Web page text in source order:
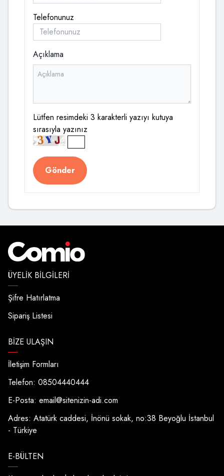
Telefonunuz
Açıklama
Lütfen resimdeki 3 karakterli yazıyı kutuya
sırasıyla yazınız
Gönder
ÜYELIK BILGILERI
Şifre Hatırlatma
Sipariş Listesi
BIZE ULAŞIN
İletişim Formları
Telefon: 08504440444
E-Posta: email@sitenizin-adi.com
Adres: Atatürk caddesi, İnönü sokak, no:38 Beyoğlu İstanbul
- Türkiye
E-BÜLTEN